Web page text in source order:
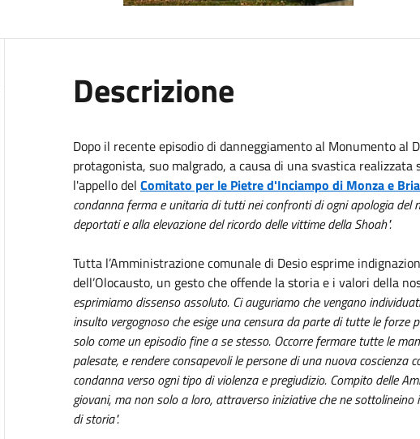
Descrizione
Dopo il recente episodio di danneggiamento al Monumento al
protagonista, suo malgrado, a causa di una svastica
l'appello del Comitato per le Pietre d'Inciampo di Monza e
condanna ferma e unitaria di tutti nei confronti di ogni apologia del
deportati e alla elevazione del ricordo delle vittime della Shoah".
Tutta l’Amministrazione comunale di Desio esprime
dell’Olocausto, un gesto che offende la storia e i valori della
esprimiamo dissenso assoluto. Ci auguriamo che vengano
insulto vergognoso che esige una censura da parte di tutte le forze
solo come un episodio fine a se stesso. Occorre fermare tutte le
palesate, e rendere consapevoli le persone di una nuova coscienza
condanna verso ogni tipo di violenza e pregiudizio. Compito delle
giovani, ma non solo a loro, attraverso iniziative che ne
di storia".